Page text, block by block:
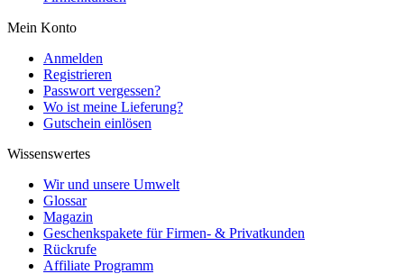
Mein Konto
Anmelden
Registrieren
Passwort vergessen?
Wo ist meine Lieferung?
Gutschein einlösen
Wissenswertes
Wir und unsere Umwelt
Glossar
Magazin
Geschenkspakete für Firmen- & Privatkunden
Rückrufe
Affiliate Programm